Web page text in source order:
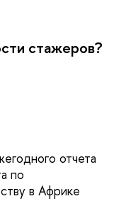
стажеров?
отчета
по
в Африке